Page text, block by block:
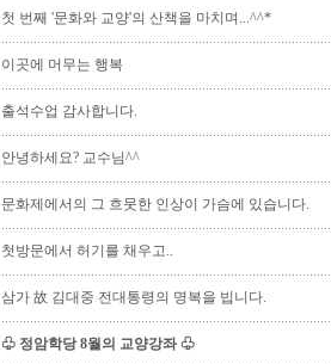
첫 번째 '문화와 교양'의 산책을 마치며...^^*
이곳에 머무는 행복
출석수업 감사합니다.
안녕하세요? 교수님^^
문화제에서의 그 흐뭇한 인상이 가슴에 있습니다.
첫방문에서 허기를 채우고..
삼가 故 김대중 전대통령의 명복을 빕니다.
♧ 정암학당 8월의 교양강좌 ♧